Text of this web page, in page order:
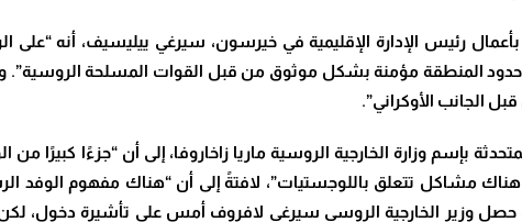
بأعمال رئيس الإدارة الإقليمية في ​خيرسون​، سيرغي ييليسيف، أنه
المنطقة مؤمنة بشكل موثوق من قبل ​القوات المسلحة الروسية”.
الجانب الأوكراني”.
بإسم وزارة الخارجية الروسية ​ماريا زاخاروفا​، إلى أن “جزءًا
هناك مشاكل تتعلق باللوجستيات”، لافتةً إلى أن “هناك مفهوم
حصل وزير الخارجية الروسي ​سيرغي لافروف​ أمس على تأشيرة دخول،